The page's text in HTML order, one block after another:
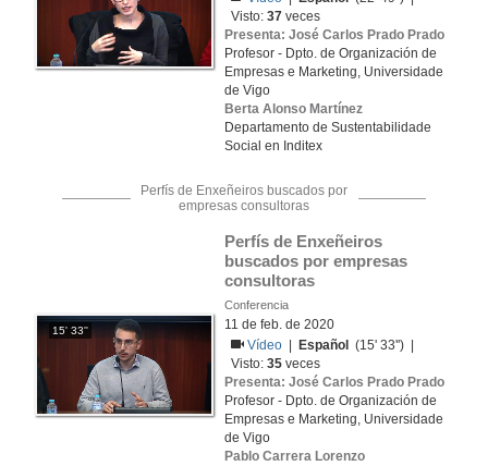
Visto:37 veces
Presenta: José Carlos Prado Prado
Profesor - Dpto. de Organización de
Empresas e Marketing, Universidade
de Vigo
Berta Alonso Martínez
Departamento de Sustentabilidade
Social en Inditex
Perfís de Enxeñeiros buscados por
empresas consultoras
15' 33''
Perfís de Enxeñeiros
buscados por empresas
consultoras
Conferencia
11 de feb. de 2020
Vídeo
Español
(15' 33'') |
Visto:35 veces
Presenta: José Carlos Prado Prado
Profesor - Dpto. de Organización de
Empresas e Marketing, Universidade
de Vigo
Pablo Carrera Lorenzo